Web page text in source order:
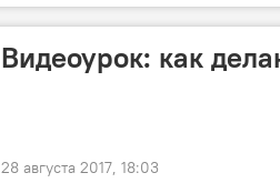
Видеоурок: как
28 августа 2017, 18:03